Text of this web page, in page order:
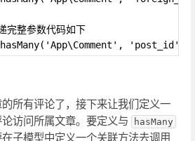
整参数代码如下
所有评论了，接下来让我们定义一
访问所属文章。要定义与
hasMany
子模型中定义一个关联方法去调用